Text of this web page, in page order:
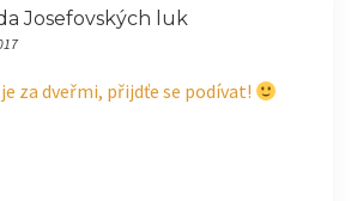
Josefovských luk
za dveřmi, přijdťe se podívat!